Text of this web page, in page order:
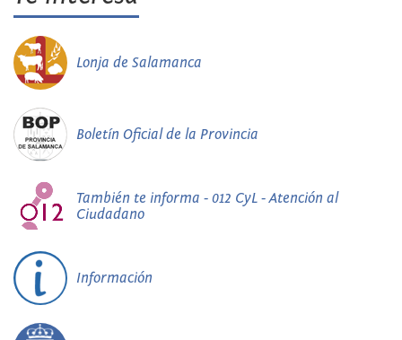
Lonja de Salamanca
Boletín Oficial de la Provincia
También te informa - 012 CyL - Atención al
Ciudadano
Información